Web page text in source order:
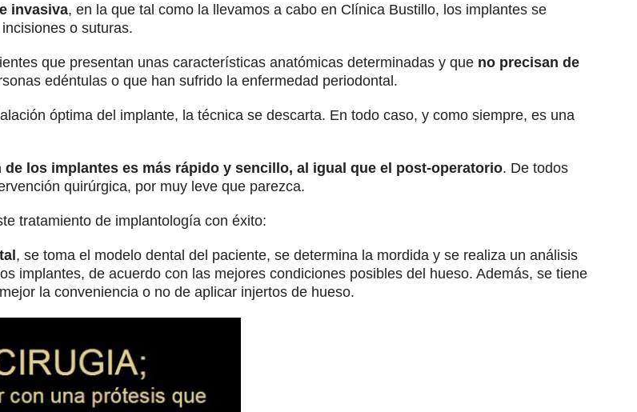
invasiva, en la que tal como la llevamos a cabo en Clínica Bustillo, los implantes se
o suturas.
que presentan unas características anatómicas determinadas y que no precisan de
edéntulas o que han sufrido la enfermedad periodontal.
óptima del implante, la técnica se descarta. En todo caso, y como siempre, es una
los implantes es más rápido y sencillo, al igual que el post-operatorio. De todos
quirúrgica, por muy leve que parezca.
tratamiento de implantología con éxito:
, se toma el modelo dental del paciente, se determina la mordida y se realiza un análisis
implantes, de acuerdo con las mejores condiciones posibles del hueso. Además, se tiene
la conveniencia o no de aplicar injertos de hueso.